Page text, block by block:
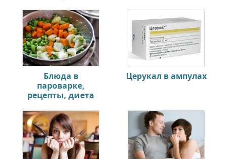
Блюда в
пароварке,
рецепты, диета
Церукал в ампулах